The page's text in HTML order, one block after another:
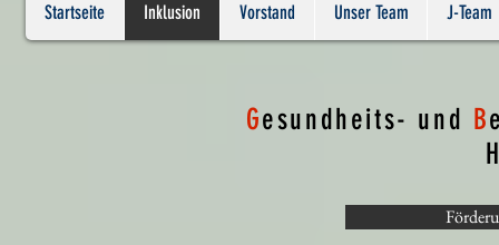
Startseite Inklusion Vorstand Unser Team J-Team
Gesundheits- und B